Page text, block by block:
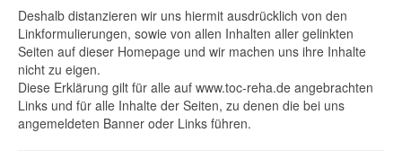
Deshalb distanzieren wir uns hiermit ausdrücklich von den
Linkformulierungen, sowie von allen Inhalten aller gelinkten
Seiten auf dieser Homepage und wir machen uns ihre Inhalte
nicht zu eigen.
Diese Erklärung gilt für alle auf www.toc-reha.de angebrachten
Links und für alle Inhalte der Seiten, zu denen die bei uns
angemeldeten Banner oder Links führen.